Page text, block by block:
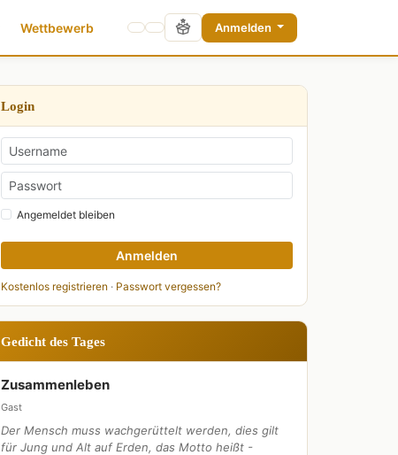
Wettbewerb Anmelden
Login
Angemeldet bleiben
Anmelden
Kostenlos registrieren · Passwort vergessen?
Gedicht des Tages
Zusammenleben
Gast
Der Mensch muss wachgerüttelt werden, dies gilt
für Jung und Alt auf Erden, das Motto heißt -